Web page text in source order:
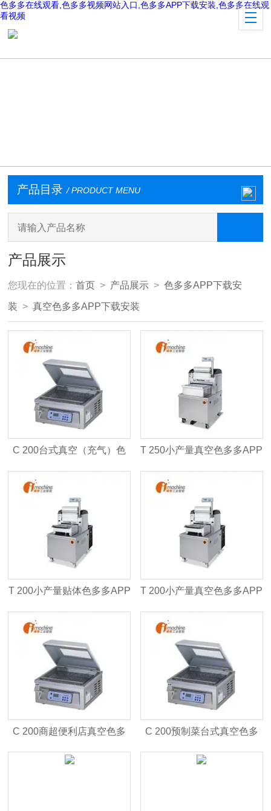
色多多在线观看,色多多视频网站入口,色多多APP下载安装,色多多在线观
看视频
产品目录 / PRODUCT MENU
产品展示
您现在的位置：首页 > 产品展示 >色多多APP下载安
装 >真空色多多APP下载安装
C 200台式真空（充气）色
多多APP下载安装
T 250小产量真空色多多APP
下载安装
T 200小产量贴体色多多APP
下载安装
T 200小产量真空色多多APP
下载安装
C 200商超便利店真空色多
多APP下载安装
C 200预制菜台式真空色多
多APP下载安装